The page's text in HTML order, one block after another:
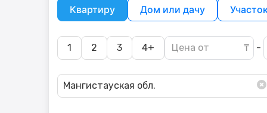
Квартиру Дом или дачу
1 2 3 4+ -
Мангистауская обл.